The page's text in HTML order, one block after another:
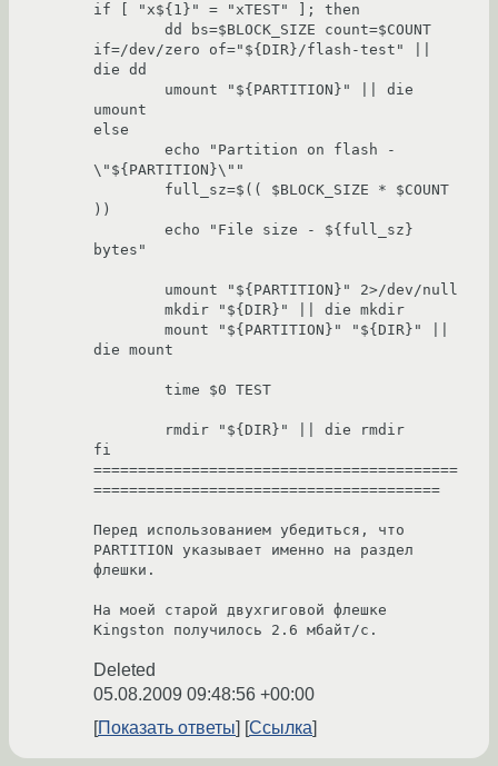
if [ "x${1}" = "xTEST" ]; then
if=/dev/zero of="${DIR}/flash-test" ||
die dd
umount
else
\"${PARTITION}\""
))
bytes"
die mount
fi
=========================================
=======================================
Перед использованием убедиться, что
PARTITION указывает именно на раздел
флешки.
На моей старой двухгиговой флешке
Kingston получилось 2.6 мбайт/с.
Deleted
05.08.2009 09:48:56 +00:00
Показать ответы
Ссылка